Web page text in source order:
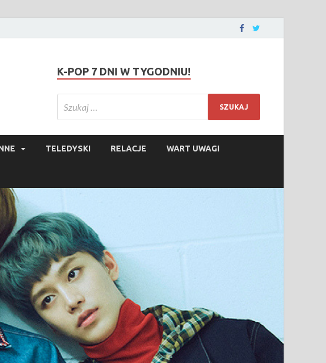
K-POP 7 DNI W TYGODNIU!
TELEDYSKI RELACJE WART UWAGI